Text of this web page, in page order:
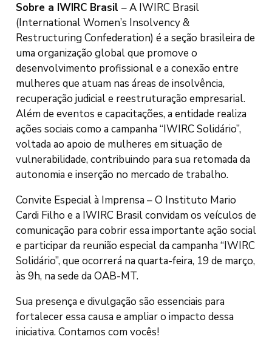
Sobre a IWIRC Brasil – A IWIRC Brasil
(International Women’s Insolvency &
Restructuring Confederation) é a seção brasileira de
uma organização global que promove o
desenvolvimento profissional e a conexão entre
mulheres que atuam nas áreas de insolvência,
recuperação judicial e reestruturação empresarial.
Além de eventos e capacitações, a entidade realiza
ações sociais como a campanha “IWIRC Solidário”,
voltada ao apoio de mulheres em situação de
vulnerabilidade, contribuindo para sua retomada da
autonomia e inserção no mercado de trabalho.
Convite Especial à Imprensa – O Instituto Mario
Cardi Filho e a IWIRC Brasil convidam os veículos de
comunicação para cobrir essa importante ação social
e participar da reunião especial da campanha “IWIRC
Solidário”, que ocorrerá na quarta-feira, 19 de março,
às 9h, na sede da OAB-MT.
Sua presença e divulgação são essenciais para
fortalecer essa causa e ampliar o impacto dessa
iniciativa. Contamos com vocês!